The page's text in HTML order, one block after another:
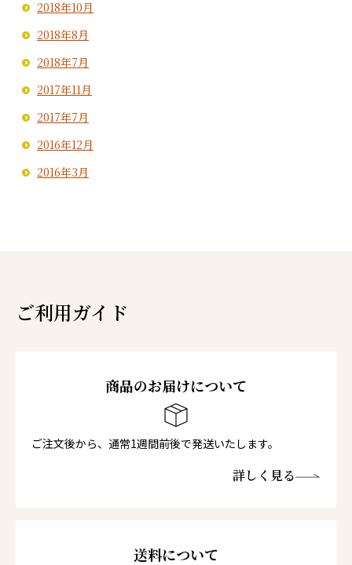
2018年10月
2018年8月
2018年7月
2017年11月
2017年7月
2016年12月
2016年3月
ご利用ガイド
商品のお届けについて
ご注文後から、通常1週間前後で発送いたします。
詳しく見る
送料について